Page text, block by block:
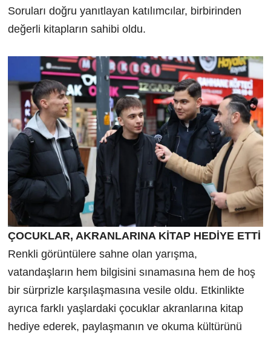
Soruları doğru yanıtlayan katılımcılar, birbirinden
değerli kitapların sahibi oldu.
ÇOCUKLAR, AKRANLARINA KİTAP HEDİYE ETTİ
Renkli görüntülere sahne olan yarışma,
vatandaşların hem bilgisini sınamasına hem de hoş
bir sürprizle karşılaşmasına vesile oldu. Etkinlikte
ayrıca farklı yaşlardaki çocuklar akranlarına kitap
hediye ederek, paylaşmanın ve okuma kültürünü